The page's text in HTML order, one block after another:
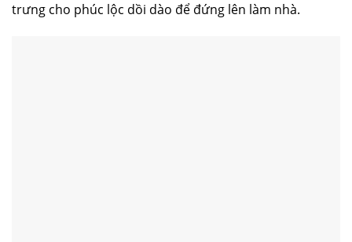
trưng cho phúc lộc dồi dào để đứng lên làm nhà.